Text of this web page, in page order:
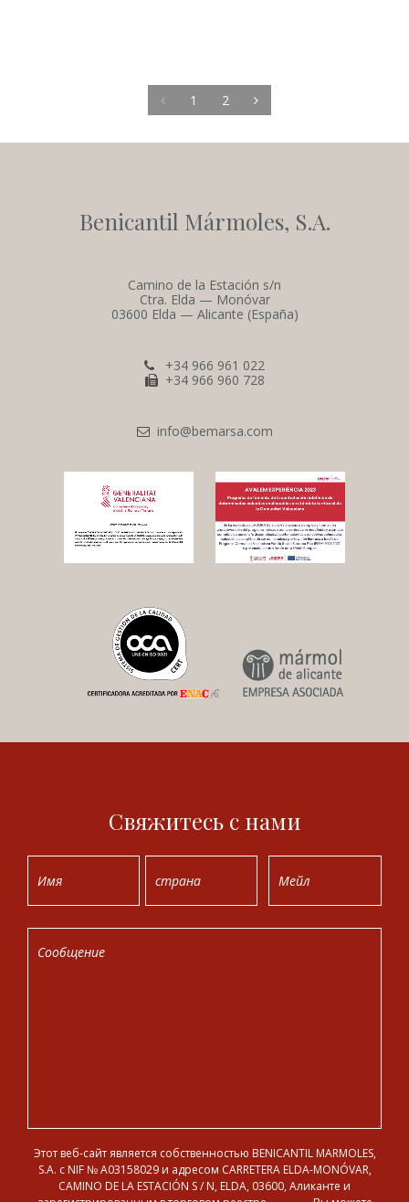
1 2
Benicantil Mármoles, S.A.
Camino de la Estación s/n
Ctra. Elda — Monóvar
03600 Elda — Alicante (España)
+34 966 961 022
+34 966 960 728
info@bemarsa.com
Свяжитесь с нами
Этот веб-сайт является собственностью BENICANTIL MARMOLES,
S.A. с NIF № A03158029 и адресом CARRETERA ELDA-MONÓVAR,
CAMINO DE LA ESTACIÓN S / N, ELDA, 03600, Аликанте и